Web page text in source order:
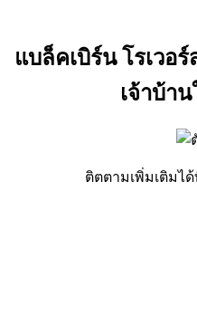
แบล็คเบิร์น โรเวอ
เจ้าบ้า
ติตตามเพิ่มเติมได้